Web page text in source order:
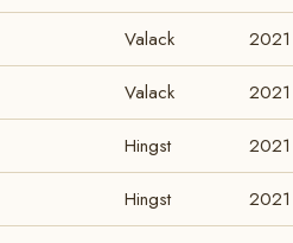
Valack 2021
Valack 2021
Hingst 2021
Hingst 2021